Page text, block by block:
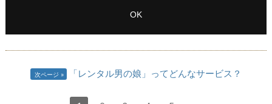
次ページ 「レンタル男の娘」ってどんなサービス？